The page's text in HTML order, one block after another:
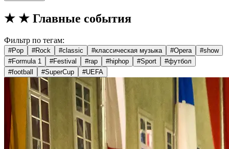
★ ★ Главные события
Фильтр по тегам:
#Pop #Rock #classic #классическая музыка #Opera #show
#Formula 1 #Festival #rap #hiphop #Sport #футбол
#football #SuperCup #UEFA